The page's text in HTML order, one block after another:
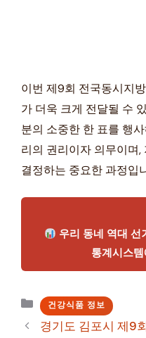
이번 제9회 전국동시지
가 더욱 크게 전달될 수
분의 소중한 한 표를 행
리의 권리이자 의무이며
결정하는 중요한 과정입
우리 동네 역대 선
통계시스
카
테
건강식품 정보
경기도 김포시 제9